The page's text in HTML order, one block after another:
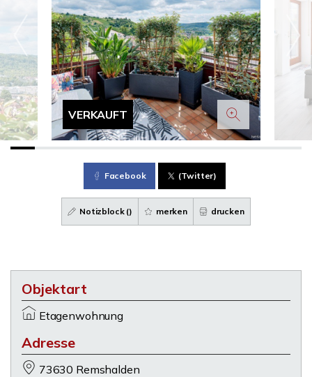
VERKAUFT
Facebook (Twitter)
Notizblock () merken drucken
Objektart
Etagenwohnung
Adresse
73630 Remshalden